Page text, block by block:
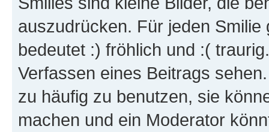
auszudrücken. Für jeden
bedeutet :) fröhlich und :(
Verfassen eines Beitrags
zu häufig zu benutzen, sie
machen und ein Moderator